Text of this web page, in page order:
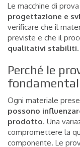
Le macchine di
progettazione e
verificare che il
previste e che il
qualitativi stabiliti.
Perché le
Ogni materiale
possono
prodotto. Una
compromettere la
componente. Le